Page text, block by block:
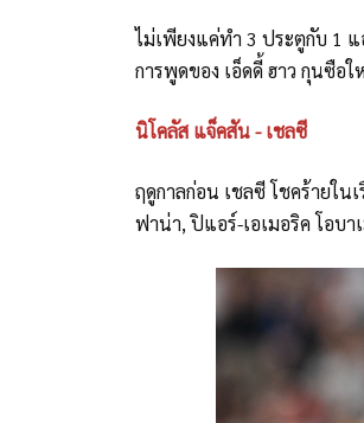
ไม่เพียงแค่ทำ 3 ประตูกับ 1
การพูดของ เอ็ดดี้ ฮาว กุนซือ
นิโคลัส แจ็คสัน - เชลซี
ฤดูกาลก่อน เชลซี โชคร้ายใน
ฟาน่า, ปิแอร์-เอเมอริค โอบา